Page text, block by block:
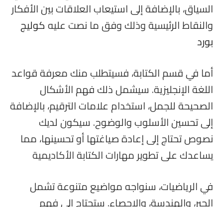
السياق، بالإضافة إلى استيعاب العلاقات بين الأفكار
والنقاط الرئيسية وذلك وفق ما نصت عليه كوليج
بورد
أما في قسم الكتابة، فسيتطلب منك معرفة قواعد
اللغة الإنجليزية. سيشمل ذلك فهم الأشكال
الصحيحة للجمل، استخدام علامات الترقيم، بالإضافة
إلى تحسين الأسلوب والوضوح. سيكون لديك
نصوص تحتاج إلى إعادة صياغتها أو تحسينها، مما
يساعدك على تطوير مهارات الكتابة الأكاديمية
في الرياضيات، سنواجه مواضيع متنوعة تشمل
الجبر، والهندسة، والإحصاء. ستحتاج إلى فهم